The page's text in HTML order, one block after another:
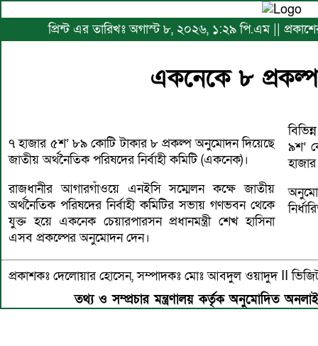
প্রিন্ট এর তারিখঃ অগাস্ট ৮, ২০২৬, ১:২৯ পি.এম ||
একনেকে ৮
৭ হাজার ৫শ’ ৮৯ কোটি টাকার ৮ প্রকল্প অনুমোদন দিয়েছে
জাতীয় অর্থনৈতিক পরিষদের নির্বাহী কমিটি (একনেক)।
রাজধানীর আগারগাঁওয়ে এনইসি সম্মেলন কক্ষে জাতীয়
অর্থনৈতিক পরিষদের নির্বাহী কমিটির সভায় গণভবন থেকে
যুক্ত হয়ে একনেক চেয়ারপারসন প্রধানমন্ত্রী শেখ হাসিনা
এসব প্রকল্পের অনুমোদন দেন।
৯শ’
প্রকাশকঃ দেলোয়ার হোসেন, সম্পাদকঃ মোঃ আবদুল ওয়াদুদ II
তথ্য ও সম্প্রচার মন্ত্রণালয় কর্তৃক অনুমোদিত